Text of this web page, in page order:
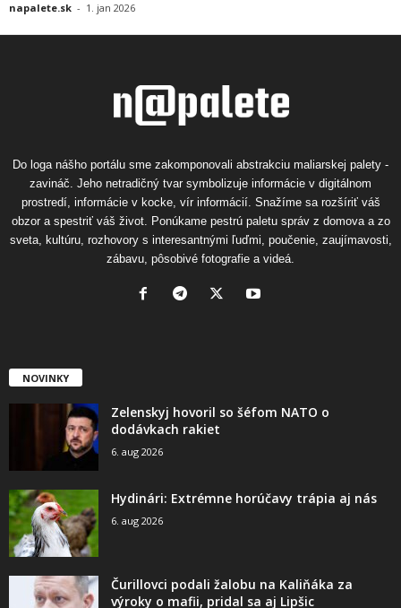
napalete.sk - 1. jan 2026
Do loga nášho portálu sme zakomponovali abstrakciu maliarskej palety -
zavináč. Jeho netradičný tvar symbolizuje informácie v digitálnom
prostredí, informácie v kocke, vír informácií. Snažíme sa rozšíriť váš
obzor a spestriť váš život. Ponúkame pestrú paletu správ z domova a zo
sveta, kultúru, rozhovory s interesantnými ľuďmi, poučenie, zaujímavosti,
zábavu, pôsobivé fotografie a videá.
NOVINKY
Zelenskyj hovoril so šéfom NATO o
dodávkach rakiet
6. aug 2026
Hydinári: Extrémne horúčavy trápia aj nás
6. aug 2026
Čurillovci podali žalobu na Kaliňáka za
výroky o mafii, pridal sa aj Lipšic